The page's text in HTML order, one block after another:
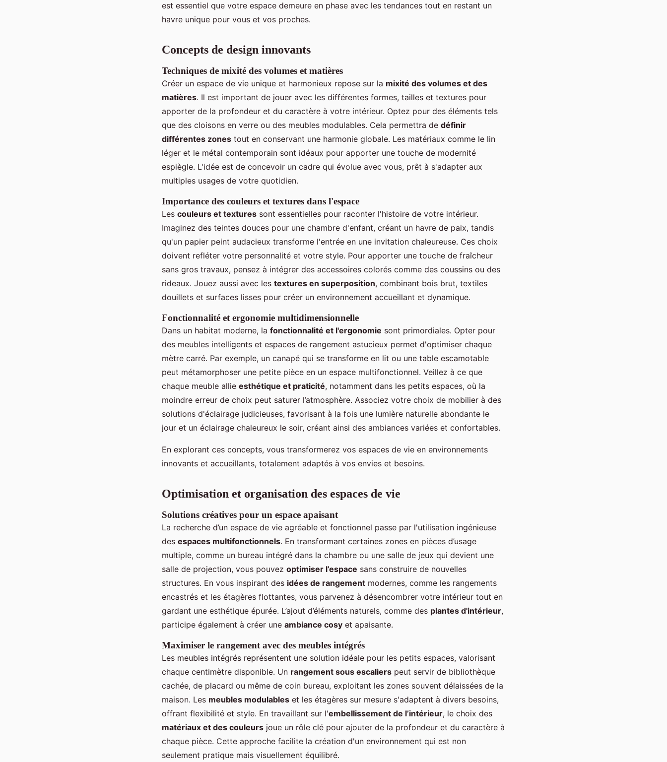
est essentiel que votre espace demeure en phase avec les tendances tout en restant un
havre unique pour vous et vos proches.
Concepts de design innovants
Techniques de mixité des volumes et matières
Créer un espace de vie unique et harmonieux repose sur la mixité des volumes et des
matières. Il est important de jouer avec les différentes formes, tailles et textures pour
apporter de la profondeur et du caractère à votre intérieur. Optez pour des éléments tels
que des cloisons en verre ou des meubles modulables. Cela permettra de définir
différentes zones tout en conservant une harmonie globale. Les matériaux comme le lin
léger et le métal contemporain sont idéaux pour apporter une touche de modernité
espiègle. L'idée est de concevoir un cadre qui évolue avec vous, prêt à s'adapter aux
multiples usages de votre quotidien.
Importance des couleurs et textures dans l'espace
Les couleurs et textures sont essentielles pour raconter l'histoire de votre intérieur.
Imaginez des teintes douces pour une chambre d'enfant, créant un havre de paix, tandis
qu'un papier peint audacieux transforme l'entrée en une invitation chaleureuse. Ces choix
doivent refléter votre personnalité et votre style. Pour apporter une touche de fraîcheur
sans gros travaux, pensez à intégrer des accessoires colorés comme des coussins ou des
rideaux. Jouez aussi avec les textures en superposition, combinant bois brut, textiles
douillets et surfaces lisses pour créer un environnement accueillant et dynamique.
Fonctionnalité et ergonomie multidimensionnelle
Dans un habitat moderne, la fonctionnalité et l'ergonomie sont primordiales. Opter pour
des meubles intelligents et espaces de rangement astucieux permet d'optimiser chaque
mètre carré. Par exemple, un canapé qui se transforme en lit ou une table escamotable
peut métamorphoser une petite pièce en un espace multifonctionnel. Veillez à ce que
chaque meuble allie esthétique et praticité, notamment dans les petits espaces, où la
moindre erreur de choix peut saturer l’atmosphère. Associez votre choix de mobilier à des
solutions d'éclairage judicieuses, favorisant à la fois une lumière naturelle abondante le
jour et un éclairage chaleureux le soir, créant ainsi des ambiances variées et confortables.
En explorant ces concepts, vous transformerez vos espaces de vie en environnements
innovants et accueillants, totalement adaptés à vos envies et besoins.
Optimisation et organisation des espaces de vie
Solutions créatives pour un espace apaisant
La recherche d’un espace de vie agréable et fonctionnel passe par l'utilisation ingénieuse
des espaces multifonctionnels. En transformant certaines zones en pièces d’usage
multiple, comme un bureau intégré dans la chambre ou une salle de jeux qui devient une
salle de projection, vous pouvez optimiser l’espace sans construire de nouvelles
structures. En vous inspirant des idées de rangement modernes, comme les rangements
encastrés et les étagères flottantes, vous parvenez à désencombrer votre intérieur tout en
gardant une esthétique épurée. L’ajout d’éléments naturels, comme des plantes d'intérieur,
participe également à créer une ambiance cosy et apaisante.
Maximiser le rangement avec des meubles intégrés
Les meubles intégrés représentent une solution idéale pour les petits espaces, valorisant
chaque centimètre disponible. Un rangement sous escaliers peut servir de bibliothèque
cachée, de placard ou même de coin bureau, exploitant les zones souvent délaissées de la
maison. Les meubles modulables et les étagères sur mesure s'adaptent à divers besoins,
offrant flexibilité et style. En travaillant sur l'embellissement de l’intérieur, le choix des
matériaux et des couleurs joue un rôle clé pour ajouter de la profondeur et du caractère à
chaque pièce. Cette approche facilite la création d'un environnement qui est non
seulement pratique mais visuellement équilibré.